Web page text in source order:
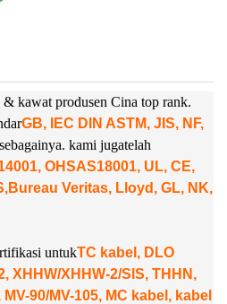
& kawat produsen Cina top rank.
GB, IEC DIN ASTM, JIS, NF,
kami jugatelah
OHSAS18001, UL, CE,
Bureau Veritas, Lloyd, GL, NK,
untukTC kabel, DLO
XHHW/XHHW-2/SIS, THHN,
90/MV-105, MC kabel, kabel